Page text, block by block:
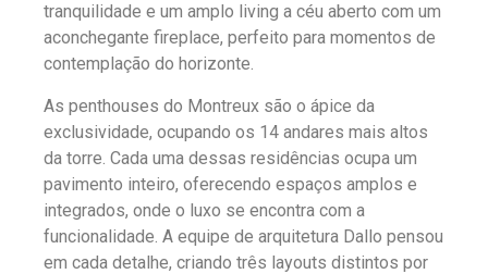
tranquilidade e um amplo living a céu aberto com um
aconchegante fireplace, perfeito para momentos de
contemplação do horizonte.
As penthouses do Montreux são o ápice da
exclusividade, ocupando os 14 andares mais altos
da torre. Cada uma dessas residências ocupa um
pavimento inteiro, oferecendo espaços amplos e
integrados, onde o luxo se encontra com a
funcionalidade. A equipe de arquitetura Dallo pensou
em cada detalhe, criando três layouts distintos por